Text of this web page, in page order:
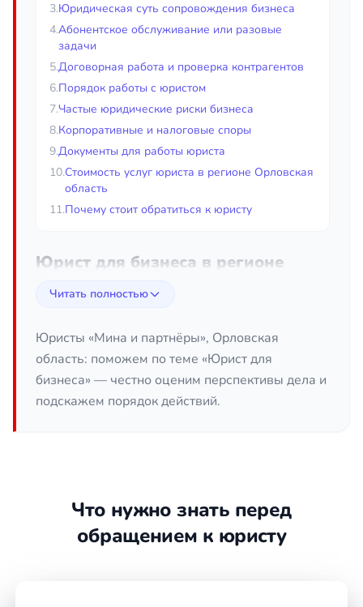
3.Юридическая суть сопровождения бизнеса
4.Абонентское обслуживание или разовые
задачи
5.Договорная работа и проверка контрагентов
6.Порядок работы с юристом
7.Частые юридические риски бизнеса
8.Корпоративные и налоговые споры
9.Документы для работы юриста
10.Стоимость услуг юриста в регионе Орловская
область
11.Почему стоит обратиться к юристу
Юрист для бизнеса в регионе
Орловская область
неизбежно связано с правовыми вопросами:
заключение и проверка договоров, регистрация
компании, взаимодействие с контролирующими
органами, разрешение споров с контрагентами и
сотрудниками. Юрист для бизнеса в регионе
руководителю сосредоточиться на развитии дела.
Какие задачи закрывает юрист
Читать полностью
Юристы «Мина и партнёры», Орловская
область: поможем по теме «Юрист для
бизнеса» — честно оценим перспективы дела и
подскажем порядок действий.
Что нужно знать перед
обращением к юристу